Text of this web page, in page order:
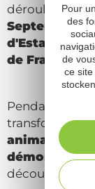
déroule
Septembre
d'Estaing,
de France.
Pendant
transforme en
animations
,
découvrir les
Pour
des
de
ce